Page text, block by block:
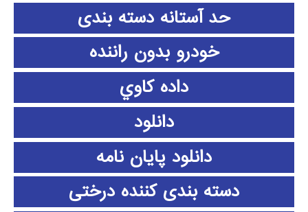
حد آستانه دسته بندی
خودرو بدون راننده
داده كاوي
دانلود
دانلود پايان نامه
دسته بندی کننده درختی